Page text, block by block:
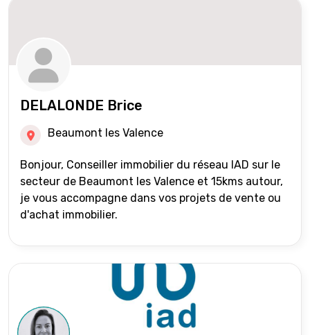
DELALONDE Brice
Beaumont les Valence
Bonjour, Conseiller immobilier du réseau IAD sur le
secteur de Beaumont les Valence et 15kms autour,
je vous accompagne dans vos projets de vente ou
d'achat immobilier.